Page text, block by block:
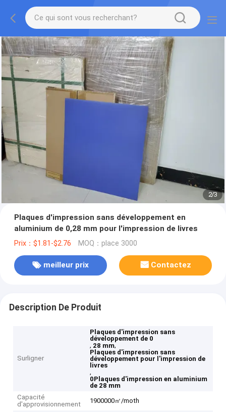
2/3
Plaques d'impression sans développement en
aluminium de 0,28 mm pour l'impression de livres
Prix：$1.81-$2.76 MOQ：place 3000
meilleur prix Contactez
Description De Produit
Surligner
Plaques d'impression sans
développement de 0
, 28 mm,
Plaques d'impression sans
développement pour l'impression de
livres
,
0Plaques d'impression en aluminium
de 28 mm
Capacité
d'approvisionnement
1900000㎡/moth